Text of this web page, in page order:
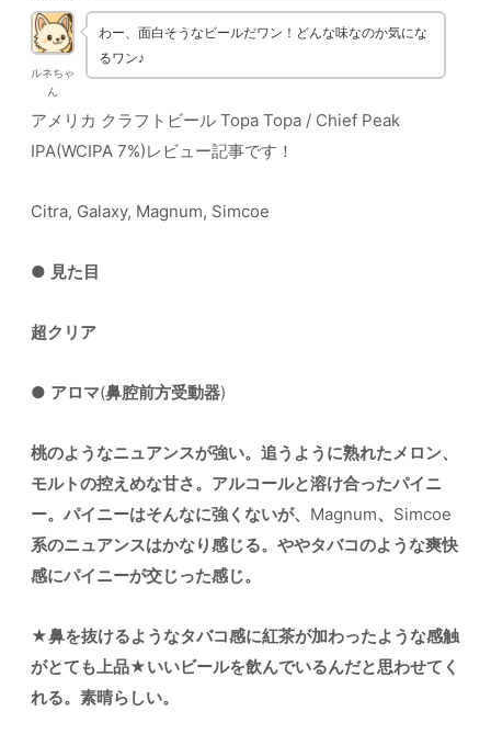
ルネちゃ
ん
わー、面白そうなビールだワン！どんな味なのか気にな
るワン♪
アメリカ クラフトビール Topa Topa / Chief Peak
IPA(WCIPA 7%)レビュー記事です！
Citra, Galaxy, Magnum, Simcoe
● 見た目
超クリア
● アロマ(鼻腔前方受動器)
桃のようなニュアンスが強い。追うように熟れたメロン、
モルトの控えめな甘さ。アルコールと溶け合ったパイニ
ー。パイニーはそんなに強くないが、 Magnum、 Simcoe
系のニュアンスはかなり感じる。ややタバコのような爽快
感にパイニーが交じった感じ。
★鼻を抜けるようなタバコ感に紅茶が加わったような感触
がとても上品★いいビールを飲んでいるんだと思わせてく
れる。素晴らしい。